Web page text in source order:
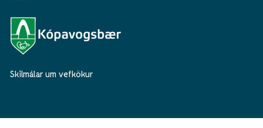
Skilmálar um vefkökur